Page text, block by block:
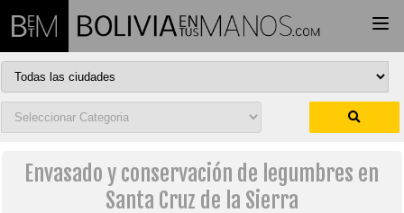
Envasado y conservación de legumbres en
Santa Cruz de la Sierra